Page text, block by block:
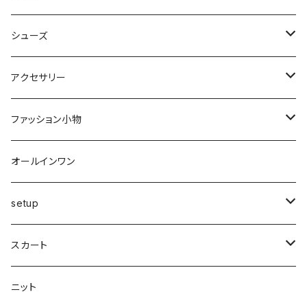
裏起毛
サマーニット
その他
ニットトップス
異素材
カシミヤ
ベスト
変形
カーディガン付き
カーディガン
タートルネック
オールインワン
セットアップ
変形
ベスト
ニット
キャミワンピース
ロング
カーデ・ベスト
ベスト
その他
ベスト
スカート
ロングコート
カーディガン
ロングシャツ
フェザーダウン
フレアー
プリーツ
パンツ
スウェット
ジョガー
デニム
スパッツ・レギンス・タイツ
ハイウエスト
ワイド
ニット
スキニー
ショルダー
クラッチ
カゴbag
肩掛け
clear
デザインbag
エコ
シューズ
ブーツ
スニーカー
パンプス
サンダル
アクセサリー
ピアス・イヤリング
ピアス
リング
リング
ブレス・アンクレット
ネックレス
ヘアーピン
ファッション小物
帽子
巻き物
ソックス
財布
オールインワン
setup
Top's
スカート
スカート
スリット
ニット